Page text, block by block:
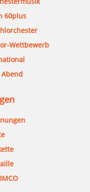
60plus
Wettbewerb